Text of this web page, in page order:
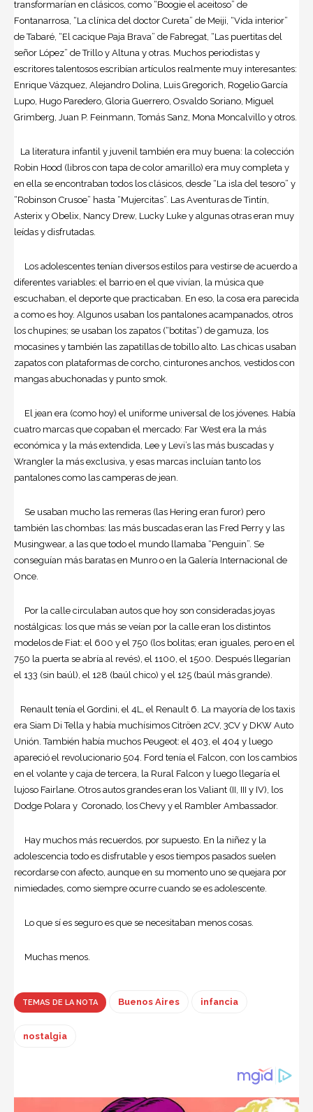
transformarían en clásicos, como “Boogie el aceitoso” de
Fontanarrosa, “La clínica del doctor Cureta” de Meiji, “Vida interior”
de Tabaré, “El cacique Paja Brava” de Fabregat, “Las puertitas del
señor López” de Trillo y Altuna y otras. Muchos periodistas y
escritores talentosos escribían artículos realmente muy interesantes:
Enrique Vázquez, Alejandro Dolina, Luis Gregorich, Rogelio García
Lupo, Hugo Paredero, Gloria Guerrero, Osvaldo Soriano, Miguel
Grimberg, Juan P. Feinmann, Tomás Sanz, Mona Moncalvillo y otros.
La literatura infantil y juvenil también era muy buena: la colección
Robin Hood (libros con tapa de color amarillo) era muy completa y
en ella se encontraban todos los clásicos, desde “La isla del tesoro” y
“Robinson Crusoe” hasta “Mujercitas”. Las Aventuras de Tintín,
Asterix y Obelix, Nancy Drew, Lucky Luke y algunas otras eran muy
leídas y disfrutadas.
Los adolescentes tenían diversos estilos para vestirse de acuerdo a
diferentes variables: el barrio en el que vivían, la música que
escuchaban, el deporte que practicaban. En eso, la cosa era parecida
a como es hoy. Algunos usaban los pantalones acampanados, otros
los chupines; se usaban los zapatos (“botitas”) de gamuza, los
mocasines y también las zapatillas de tobillo alto. Las chicas usaban
zapatos con plataformas de corcho, cinturones anchos, vestidos con
mangas abuchonadas y punto smok.
El jean era (como hoy) el uniforme universal de los jóvenes. Había
cuatro marcas que copaban el mercado: Far West era la más
económica y la más extendida, Lee y Levi’s las más buscadas y
Wrangler la más exclusiva, y esas marcas incluían tanto los
pantalones como las camperas de jean.
Se usaban mucho las remeras (las Hering eran furor) pero
también las chombas: las más buscadas eran las Fred Perry y las
Musingwear, a las que todo el mundo llamaba “Penguin”. Se
conseguían más baratas en Munro o en la Galería Internacional de
Once.
Por la calle circulaban autos que hoy son consideradas joyas
nostálgicas: los que más se veían por la calle eran los distintos
modelos de Fiat: el 600 y el 750 (los bolitas; eran iguales, pero en el
750 la puerta se abría al revés), el 1100, el 1500. Después llegarían
el 133 (sin baúl), el 128 (baúl chico) y el 125 (baúl más grande).
Renault tenía el Gordini, el 4L, el Renault 6. La mayoría de los taxis
era Siam Di Tella y había muchísimos Citröen 2CV, 3CV y DKW Auto
Unión. También había muchos Peugeot: el 403, el 404 y luego
apareció el revolucionario 504. Ford tenía el Falcon, con los cambios
en el volante y caja de tercera, la Rural Falcon y luego llegaría el
lujoso Fairlane. Otros autos grandes eran los Valiant (II, III y IV), los
Dodge Polara y Coronado, los Chevy y el Rambler Ambassador.
Hay muchos más recuerdos, por supuesto. En la niñez y la
adolescencia todo es disfrutable y esos tiempos pasados suelen
recordarse con afecto, aunque en su momento uno se quejara por
nimiedades, como siempre ocurre cuando se es adolescente.
Lo que sí es seguro es que se necesitaban menos cosas.
Muchas menos.
TEMAS DE LA NOTA Buenos Aires infancia
nostalgia